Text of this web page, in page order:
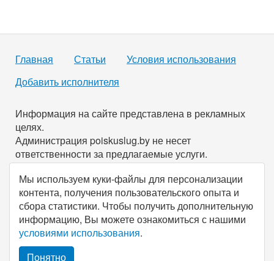
Главная Статьи
Условия использования
Добавить исполнителя
Информация на сайте представлена в рекламных
целях.
Администрация poiskuslug.by не несет
ответственности за предлагаемые услуги.
По всем имеющимся вопросам вы можете связаться с
нами черезформу обратной связи.
© Все права защищены, 2026, poiskuslug.by.
Мы используем куки-файлы для персонализации
контента, получения пользовательского опыта и
сбора статистики. Чтобы получить дополнительную
информацию, Вы можете ознакомиться с нашими
условиями использования.
Понятно